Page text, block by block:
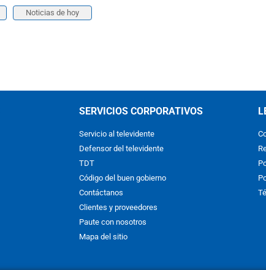
Noticias de hoy
SERVICIOS CORPORATIVOS
Servicio al televidente
Defensor del televidente
TDT
Código del buen gobierno
Contáctanos
Clientes y proveedores
Paute con nosotros
Mapa del sitio